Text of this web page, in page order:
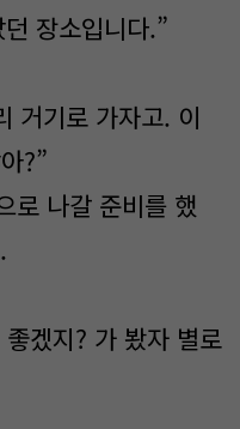
장소입니다.”
거기로 가자고. 이
?”
로 나갈 준비를 했
겠지? 가 봤자 별로